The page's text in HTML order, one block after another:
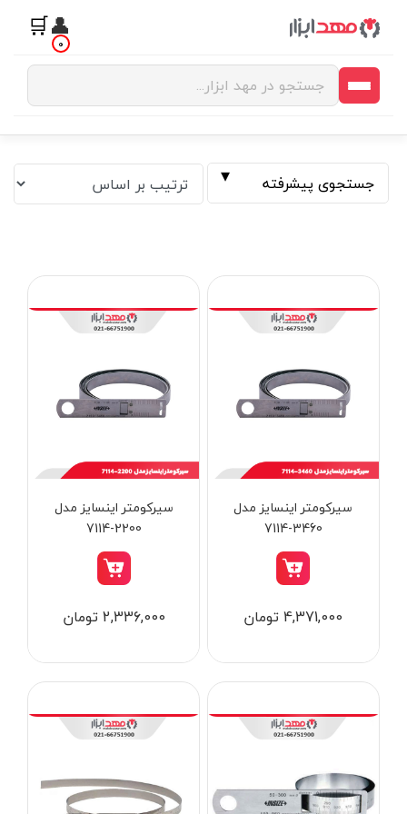
👤
🛒 0
جستجوی پیشرفته
ابزار جوش و برش
ابزار اندازه گیری دقیق و لیزری
ابزار باغبانی
ابزار بادی
برند ها
سیرکومتر اینسایز مدل
3460-7114
4,371,000 تومان
سیرکومتر اینسایز مدل
2200-7114
2,336,000 تومان